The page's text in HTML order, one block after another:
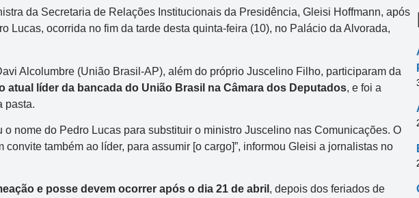
da Secretaria de Relações Institucionais da Presidência, Gleisi Hoffmann, após
Lucas, ocorrida no fim da tarde desta quinta-feira (10), no Palácio da Alvorada,
Alcolumbre (União Brasil-AP), além do próprio Juscelino Filho, participaram da
atual líder da bancada do União Brasil na Câmara dos Deputados, e foi a
pasta.
o nome do Pedro Lucas para substituir o ministro Juscelino nas Comunicações. O
convite também ao líder, para assumir [o cargo]”, informou Gleisi a jornalistas no
e posse devem ocorrer após o dia 21 de abril , depois dos feriados de